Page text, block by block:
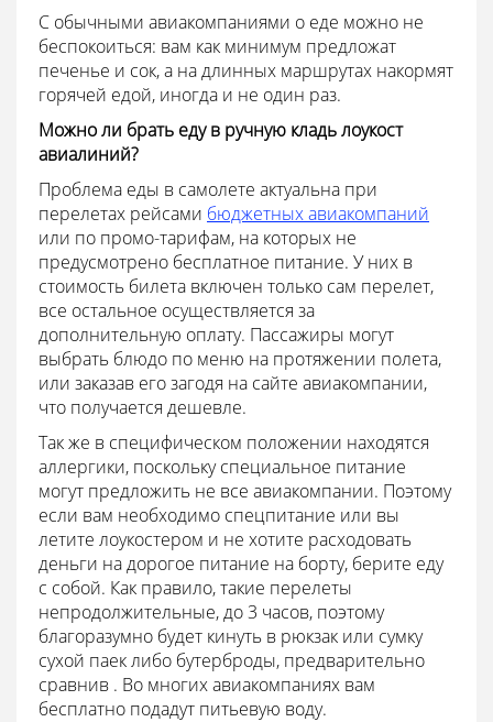
С обычными авиакомпаниями о еде можно не
беспокоиться: вам как минимум предложат
печенье и сок, а на длинных маршрутах накормят
горячей едой, иногда и не один раз.
Можно ли брать еду в ручную кладь лоукост
авиалиний?
Проблема еды в самолете актуальна при
перелетах рейсами бюджетных авиакомпаний
или по промо-тарифам, на которых не
предусмотрено бесплатное питание. У них в
стоимость билета включен только сам перелет,
все остальное осуществляется за
дополнительную оплату. Пассажиры могут
выбрать блюдо по меню на протяжении полета,
или заказав его загодя на сайте авиакомпании,
что получается дешевле.
Так же в специфическом положении находятся
аллергики, поскольку специальное питание
могут предложить не все авиакомпании. Поэтому
если вам необходимо спецпитание или вы
летите лоукостером и не хотите расходовать
деньги на дорогое питание на борту, берите еду
с собой. Как правило, такие перелеты
непродолжительные, до 3 часов, поэтому
благоразумно будет кинуть в рюкзак или сумку
сухой паек либо бутерброды, предварительно
сравнив . Во многих авиакомпаниях вам
бесплатно подадут питьевую воду.